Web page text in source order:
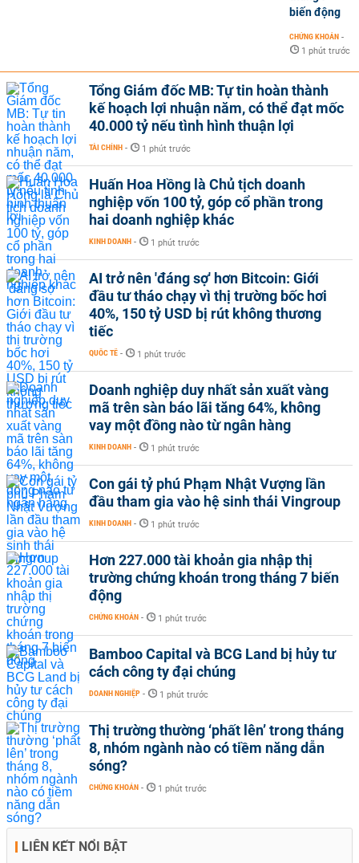
biến động
CHỨNG KHOÁN -
1 phút trước
Tổng Giám đốc MB: Tự tin hoàn thành
kế hoạch lợi nhuận năm, có thể đạt mốc
40.000 tỷ nếu tình hình thuận lợi
TÀI CHÍNH - 1 phút trước
Huấn Hoa Hồng là Chủ tịch doanh
nghiệp vốn 100 tỷ, góp cổ phần trong
hai doanh nghiệp khác
KINH DOANH - 1 phút trước
AI trở nên 'đáng sợ' hơn Bitcoin: Giới
đầu tư tháo chạy vì thị trường bốc hơi
40%, 150 tỷ USD bị rút không thương
tiếc
QUỐC TẾ - 1 phút trước
Doanh nghiệp duy nhất sản xuất vàng
mã trên sàn báo lãi tăng 64%, không
vay một đồng nào từ ngân hàng
KINH DOANH - 1 phút trước
Con gái tỷ phú Phạm Nhật Vượng lần
đầu tham gia vào hệ sinh thái Vingroup
KINH DOANH - 1 phút trước
Hơn 227.000 tài khoản gia nhập thị
trường chứng khoán trong tháng 7 biến
động
CHỨNG KHOÁN - 1 phút trước
Bamboo Capital và BCG Land bị hủy tư
cách công ty đại chúng
DOANH NGHIỆP - 1 phút trước
Thị trường thường ‘phất lên’ trong tháng
8, nhóm ngành nào có tiềm năng dẫn
sóng?
CHỨNG KHOÁN - 1 phút trước
LIÊN KẾT NỔI BẬT